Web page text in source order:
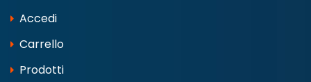
Accedi
Carrello
Prodotti